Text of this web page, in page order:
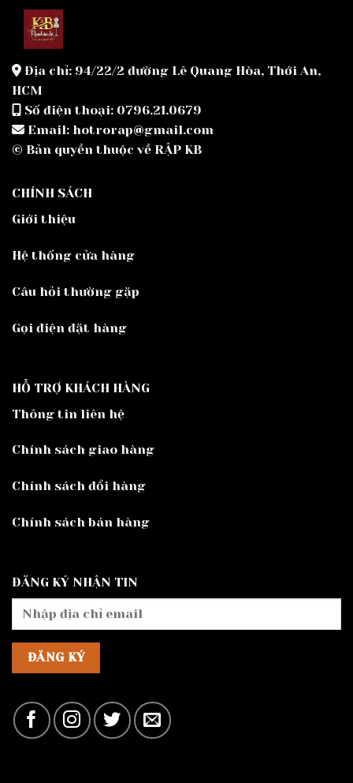
Địa chỉ: 94/22/2 đường Lê Quang Hòa, Thới An,
HCM
Số điện thoại: 0796.21.0679
Email: hotrorap@gmail.com
© Bản quyền thuộc về RẬP KB
CHÍNH SÁCH
Giới thiệu
Hệ thống cửa hàng
Câu hỏi thường gặp
Gọi điện đặt hàng
HỖ TRỢ KHÁCH HÀNG
Thông tin liên hệ
Chính sách giao hàng
Chính sách đổi hàng
Chính sách bán hàng
ĐĂNG KÝ NHẬN TIN